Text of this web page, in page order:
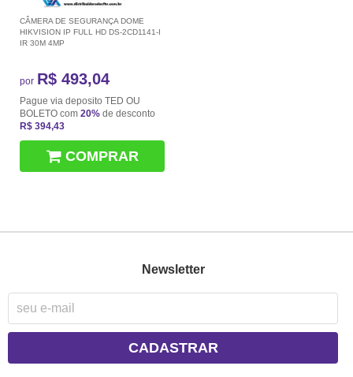
CÂMERA DE SEGURANÇA DOME
HIKVISION IP FULL HD DS-2CD1141-I
IR 30M 4MP
por R$ 493,04
Pague via deposito TED OU
BOLETO com 20% de desconto
R$ 394,43
COMPRAR
Newsletter
CADASTRAR